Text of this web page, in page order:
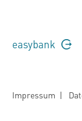
easybank
Impressum |